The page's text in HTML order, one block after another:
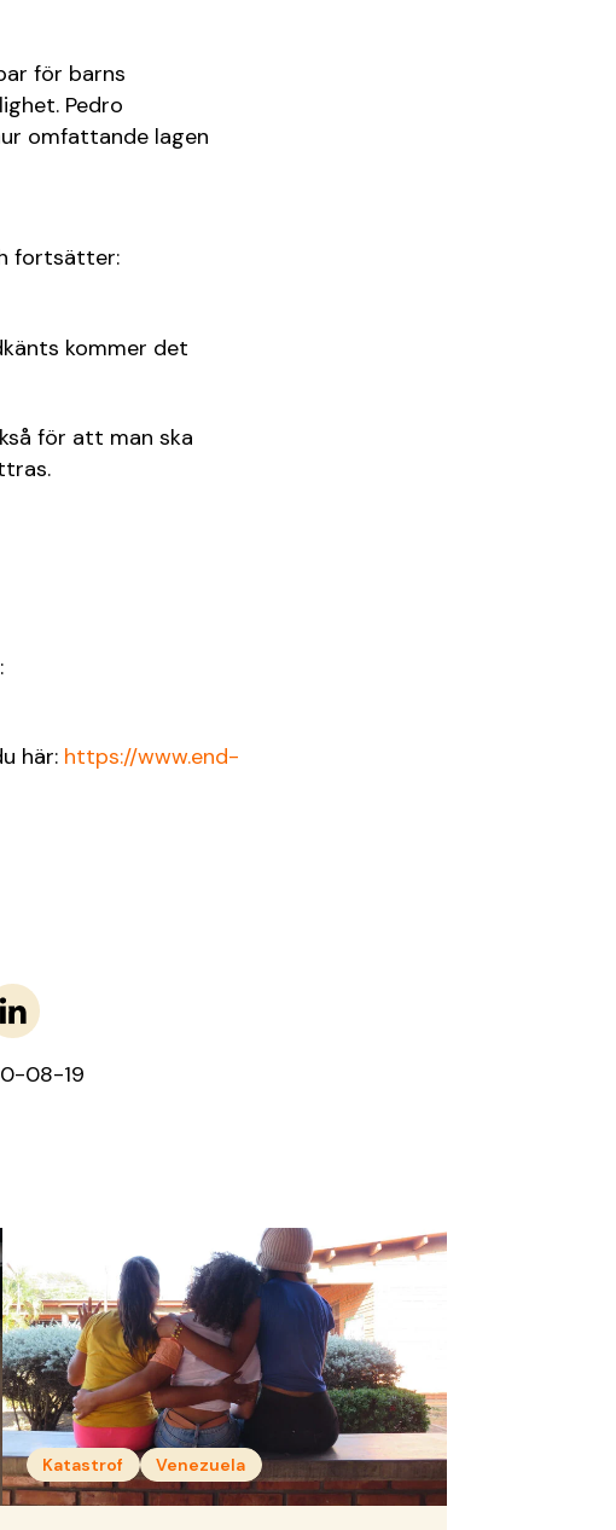
för barns
Pedro
omfattande lagen
fortsätter:
kommer det
för att man ska
här: https://www.end-
08-19
Katastrof Venezuela